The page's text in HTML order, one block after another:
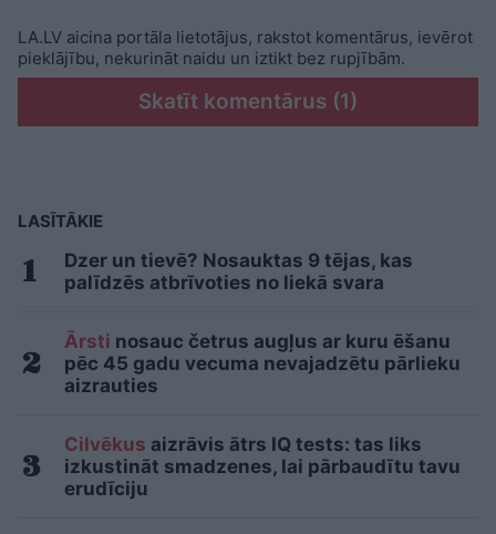
LA.LV aicina portāla lietotājus, rakstot komentārus, ievērot
pieklājību, nekurināt naidu un iztikt bez rupjībām.
Skatīt komentārus (1)
LASĪTĀKIE
Dzer un tievē? Nosauktas 9 tējas, kas
palīdzēs atbrīvoties no liekā svara
Ārsti nosauc četrus augļus ar kuru ēšanu
pēc 45 gadu vecuma nevajadzētu pārlieku
aizrauties
Cilvēkus aizrāvis ātrs IQ tests: tas liks
izkustināt smadzenes, lai pārbaudītu tavu
erudīciju